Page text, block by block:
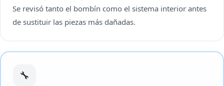
Se revisó tanto el bombín como el sistema interior antes
de sustituir las piezas más dañadas.
🔧